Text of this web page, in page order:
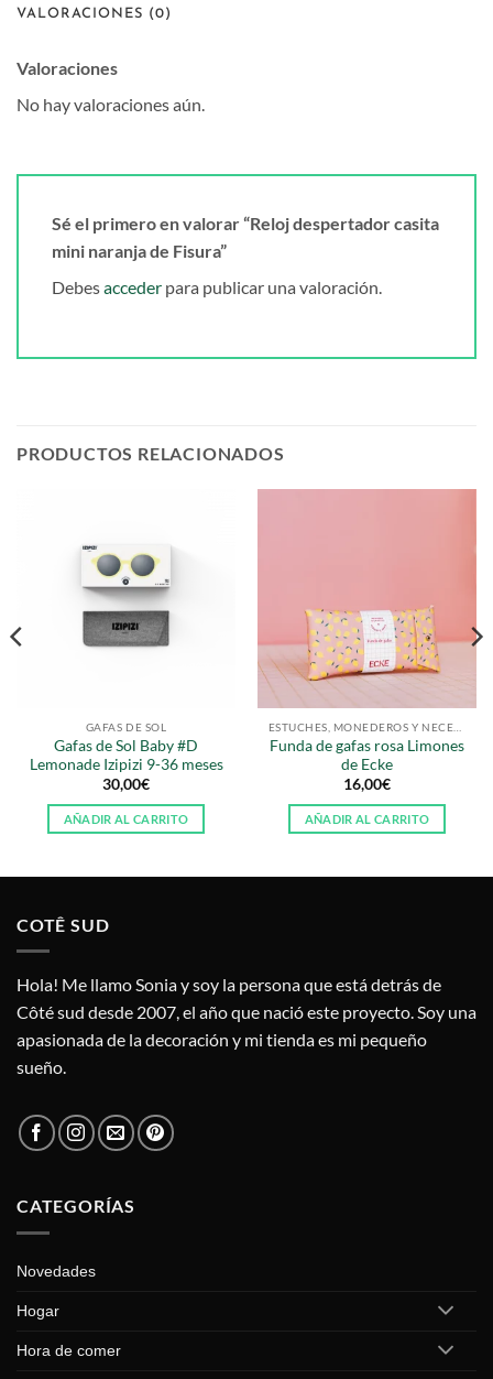
VALORACIONES (0)
Valoraciones
No hay valoraciones aún.
Sé el primero en valorar “Reloj despertador casita
mini naranja de Fisura”
Debesacceder para publicar una valoración.
PRODUCTOS RELACIONADOS
GAFAS DE SOL
Gafas de Sol Baby #D
Lemonade Izipizi 9-36 meses
30,00€
AÑADIR AL CARRITO
Funda de gafas rosa Limones
de Ecke
16,00€
AÑADIR AL CARRITO
COTÊ SUD
Hola! Me llamo Sonia y soy la persona que está detrás de
Côté sud desde 2007, el año que nació este proyecto. Soy una
apasionada de la decoración y mi tienda es mi pequeño
sueño.
CATEGORÍAS
Novedades
Hogar
Hora de comer